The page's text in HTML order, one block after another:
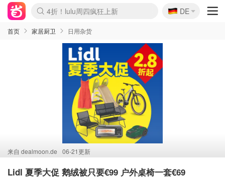
Boticinal 夏促开抢！
4折！lulu周四疯狂上新
还没结束！&OtherStories大促
Joybuy变相75折 随时失效
速领！Stanley独家85折
疑似霸哥！Camper额外叠85折
Zalando 奥莱闪促！每日更新
Moncler反季囤！5折起+叠9折
Coach Brooklyn仅€192
🇩🇪
DE
首页 家居厨卫 日用杂货
来自 dealmoon.de 06-21更新
Lidl 夏季大促 鹅绒被只要€99 户外桌椅一套€69